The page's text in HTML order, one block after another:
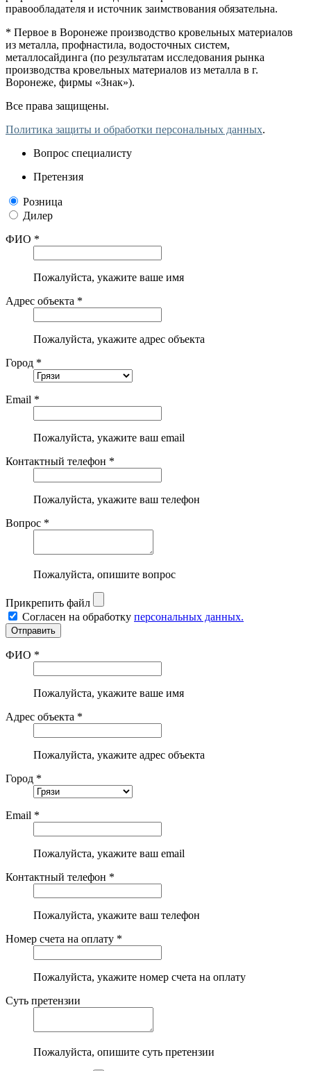
правообладателя и источник заимствования обязательна.
* Первое в Воронеже производство кровельных материалов
из металла, профнастила, водосточных систем,
металлосайдинга (по результатам исследования рынка
производства кровельных материалов из металла в г.
Воронеже, фирмы «Знак»).
Все права защищены.
Политика защиты и обработки персональных данных.
Вопрос специалисту
Претензия
Розница
Дилер
ФИО *
Пожалуйста, укажите ваше имя
Адрес объекта *
Пожалуйста, укажите адрес объекта
Город *
Email *
Пожалуйста, укажите ваш email
Контактный телефон *
Пожалуйста, укажите ваш телефон
Вопрос *
Пожалуйста, опишите вопрос
Прикрепить файл
Согласен на обработку персональных данных.
ФИО *
Пожалуйста, укажите ваше имя
Адрес объекта *
Пожалуйста, укажите адрес объекта
Город *
Email *
Пожалуйста, укажите ваш email
Контактный телефон *
Пожалуйста, укажите ваш телефон
Номер счета на оплату *
Пожалуйста, укажите номер счета на оплату
Суть претензии
Пожалуйста, опишите суть претензии